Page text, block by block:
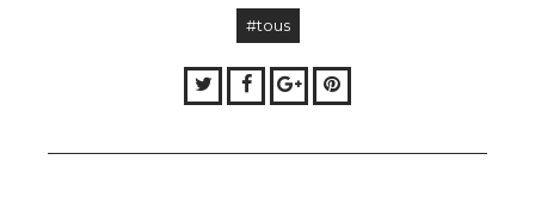
#tous
TwitterFacebook
Google+Pinterest